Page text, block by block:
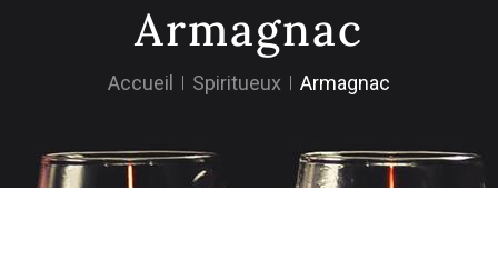
Armagnac
Accueil Spiritueux Armagnac